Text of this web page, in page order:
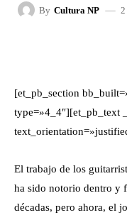
By Cultura NP
[et_pb_section
type=»4_4″][et_pb_text
El trabajo de los
ha sido notorio dentro y
décadas, pero ahora, el